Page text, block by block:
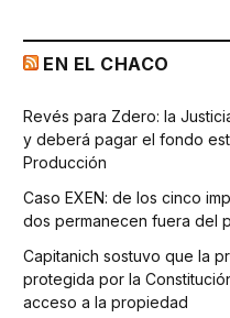
EN EL CHACO
Revés para Zdero: la
y deberá pagar el fondo
Producción
Caso EXEN: de los cinco
dos permanecen fuera del
Capitanich sostuvo que la
protegida por la
acceso a la propiedad